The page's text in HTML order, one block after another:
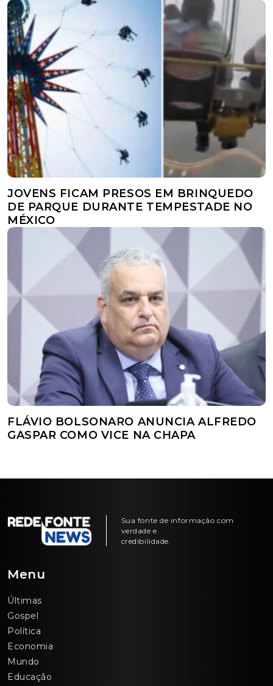
JOVENS FICAM PRESOS EM BRINQUEDO
DE PARQUE DURANTE TEMPESTADE NO
MÉXICO
FLÁVIO BOLSONARO ANUNCIA ALFREDO
GASPAR COMO VICE NA CHAPA
Sua fonte de informação com
verdade e
credibilidade.
Menu
Últimas
Gospel
Política
Economia
Mundo
Educação